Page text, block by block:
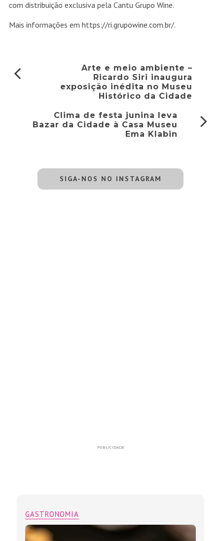
com distribuição exclusiva pela Cantu Grupo Wine.
Mais informações em https://ri.grupowine.com.br/.
Arte e meio ambiente –
Ricardo Siri inaugura
exposição inédita no Museu
Histórico da Cidade
Clima de festa junina leva
Bazar da Cidade à Casa Museu
Ema Klabin
SIGA-NOS NO INSTAGRAM
PUBLICIDADE
GASTRONOMIA